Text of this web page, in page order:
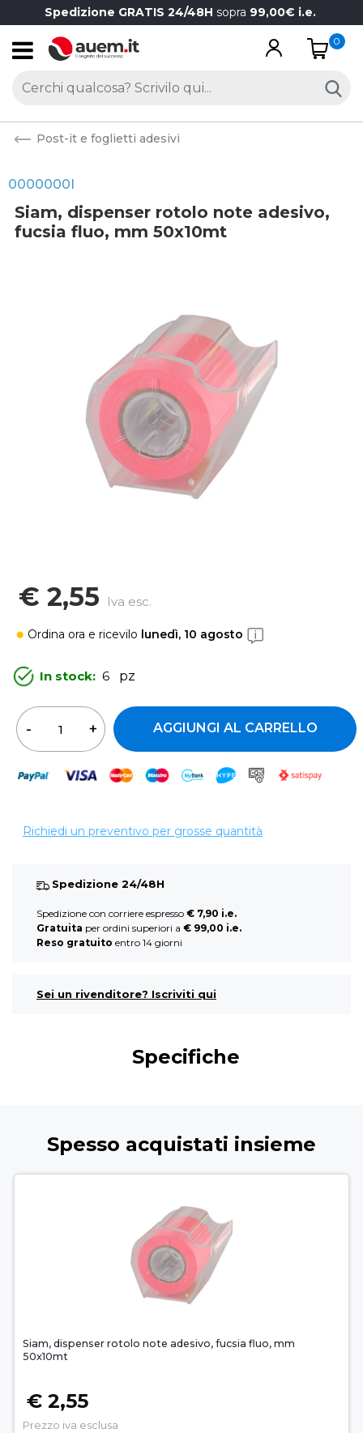
Spedizione GRATIS 24/48H sopra 99,00€ i.e.
Open
0
Post-it e foglietti adesivi
0000000I
Siam, dispenser rotolo note adesivo,
fucsia fluo, mm 50x10mt
€ 2,55 Iva esc.
Ordina ora e ricevilo lunedì, 10 agosto
In stock: 6 pz
AGGIUNGI AL CARRELLO
Richiedi un preventivo per grosse quantità
Spedizione 24/48H
Spedizione con corriere espresso € 7,90 i.e.
Gratuita per ordini superiori a € 99,00 i.e.
Reso gratuito entro 14 giorni
Sei un rivenditore? Iscriviti qui
Specifiche
Spesso acquistati insieme
Siam, dispenser rotolo note adesivo, fucsia fluo, mm
50x10mt
€ 2,55
Prezzo iva esclusa